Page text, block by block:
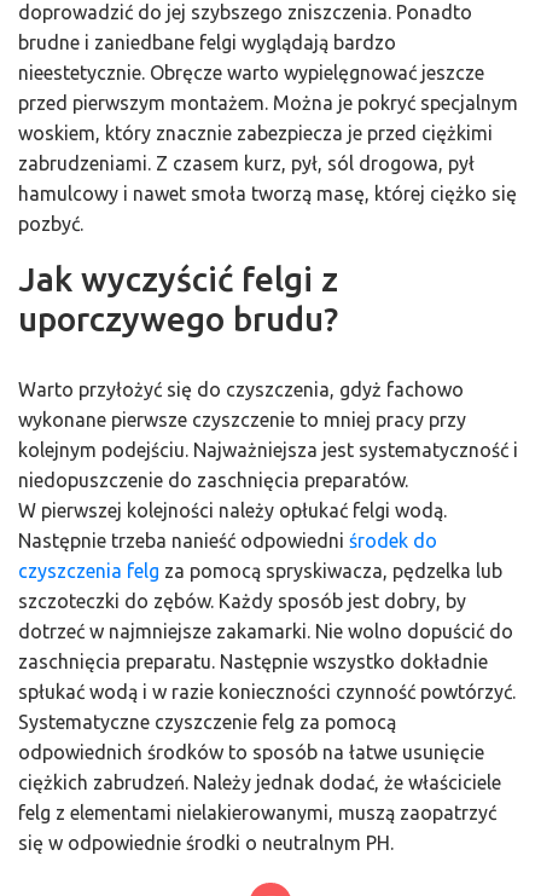
doprowadzić do jej szybszego zniszczenia. Ponadto
brudne i zaniedbane felgi wyglądają bardzo
nieestetycznie. Obręcze warto wypielęgnować jeszcze
przed pierwszym montażem. Można je pokryć specjalnym
woskiem, który znacznie zabezpiecza je przed ciężkimi
zabrudzeniami. Z czasem kurz, pył, sól drogowa, pył
hamulcowy i nawet smoła tworzą masę, której ciężko się
pozbyć.
Jak wyczyścić felgi z
uporczywego brudu?
Warto przyłożyć się do czyszczenia, gdyż fachowo
wykonane pierwsze czyszczenie to mniej pracy przy
kolejnym podejściu. Najważniejsza jest systematyczność i
niedopuszczenie do zaschnięcia preparatów.
W pierwszej kolejności należy opłukać felgi wodą.
Następnie trzeba nanieść odpowiedni środek do
czyszczenia felg za pomocą spryskiwacza, pędzelka lub
szczoteczki do zębów. Każdy sposób jest dobry, by
dotrzeć w najmniejsze zakamarki. Nie wolno dopuścić do
zaschnięcia preparatu. Następnie wszystko dokładnie
spłukać wodą i w razie konieczności czynność powtórzyć.
Systematyczne czyszczenie felg za pomocą
odpowiednich środków to sposób na łatwe usunięcie
ciężkich zabrudzeń. Należy jednak dodać, że właściciele
felg z elementami nielakierowanymi, muszą zaopatrzyć
się w odpowiednie środki o neutralnym PH.